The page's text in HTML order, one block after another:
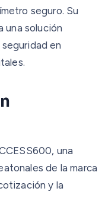
seguro. Su
una solución
en
una
de la marca
y la